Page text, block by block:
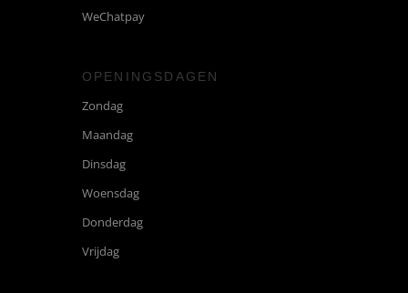
WeChatpay
OPENINGSDAGEN
Zondag
Maandag
Dinsdag
Woensdag
Donderdag
Vrijdag